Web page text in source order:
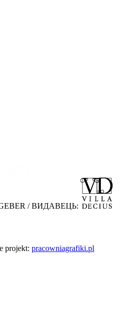
/ ВИДАВЕЦЬ:
projekt: pracowniagrafiki.pl